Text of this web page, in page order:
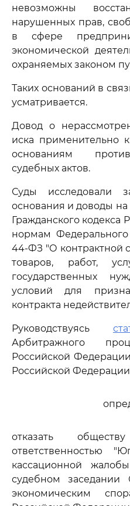
невозможны
нарушенных прав,
в сфере
экономической
охраняемых законом
Таких оснований в
усматривается.
Довод о
иска применительно
основаниям
судебных актов.
Суды исследовали
основания и доводы на
Гражданского кодекса
нормам Федерального
44-ФЗ "О контрактной
товаров, работ,
государственных
условий для
контракта
Руководствуясь
Арбитражного
Российской
Российской Федерации
отказать
ответственностью
кассационной
судебном заседании
экономическим